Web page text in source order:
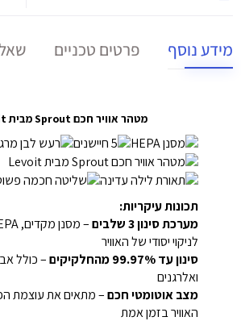
מידע נוסף פרטים טכניים
מטהר אוויר חכם Sprout מבית Levoit
תכונות עיקריות:
מערכת סינון 3 שלבים
לניקוי יסודי של האוויר
סינון עד 99.97% מהחלקיקים
– כולל
ואלרגנים
מצב אוטומטי חכם– מתאים את עוצמת
האוויר בזמן אמת